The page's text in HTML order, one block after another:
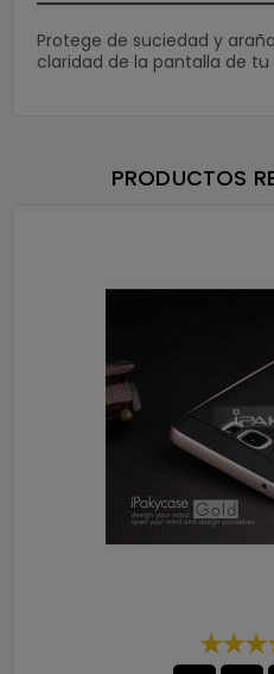
Protege de suciedad y
claridad de la pantalla de tu
PRODUCTOS